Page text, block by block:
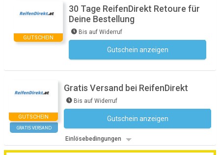
GUTSCHEIN
30 Tage ReifenDirekt Retoure für
Deine Bestellung
Bis auf Widerruf
Gutschein anzeigen
GUTSCHEIN
GRATIS VERSAND
Gratis Versand bei ReifenDirekt
Bis auf Widerruf
Gutschein anzeigen
Einlösebedingungen